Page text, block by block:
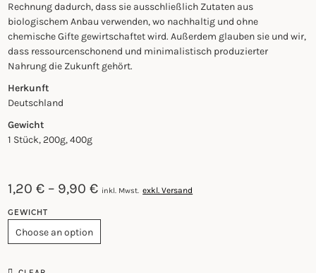
1,20€ – 9,90€ inkl. Mwst. exkl. Versand
GEWICHT
Rechnung dadurch, dass sie ausschließlich Zutaten aus
biologischem Anbau verwenden, wo nachhaltig und ohne
chemische Gifte gewirtschaftet wird. Außerdem glauben sie und wir,
dass ressourcenschonend und minimalistisch produzierter
Nahrung die Zukunft gehört.
Herkunft
Deutschland
Gewicht
1 Stück, 200g, 400g